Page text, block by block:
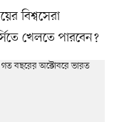
বিশ্বসেরা
খেলতে পারবেন?